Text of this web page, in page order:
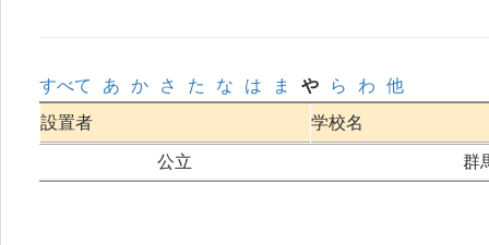
すべて あ か さ た な は ま や ら わ
他
設置者
学校名
公立 群